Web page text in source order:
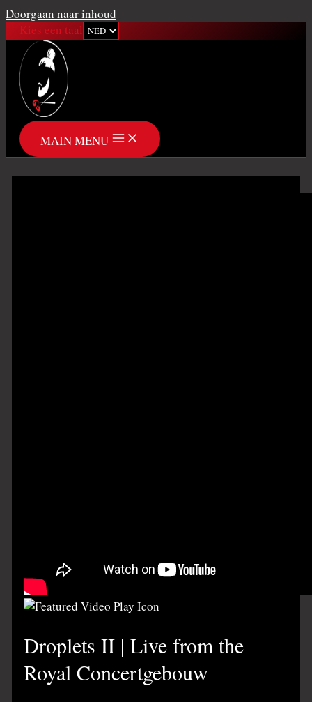
Doorgaan naar inhoud
Kies een taal
MAIN MENU
Droplets II | Live from the
Royal Concertgebouw